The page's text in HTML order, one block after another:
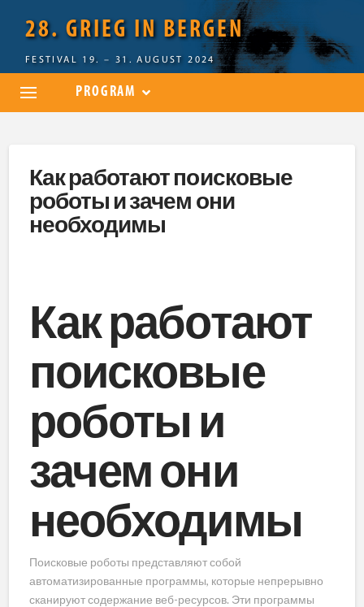
28. GRIEG IN BERGEN
FESTIVAL 19. – 31. AUGUST 2024
PROGRAM
Как работают поисковые
роботы и зачем они
необходимы
Как работают
поисковые
роботы и
зачем они
необходимы
Поисковые роботы представляют собой
автоматизированные программы, которые непрерывно
сканируют содержание веб-ресурсов. Эти программы